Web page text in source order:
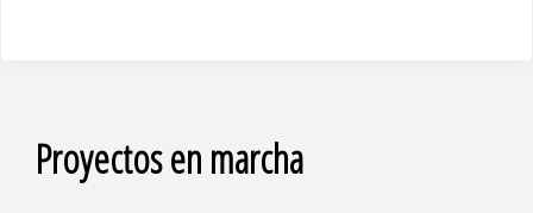
Proyectos en marcha